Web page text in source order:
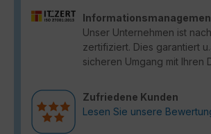
Unser Unternehmen ist
zertifiziert. Dies garantiert
sicheren Umgang mit Ihren
Zufriedene Kunden
Lesen Sie unsere